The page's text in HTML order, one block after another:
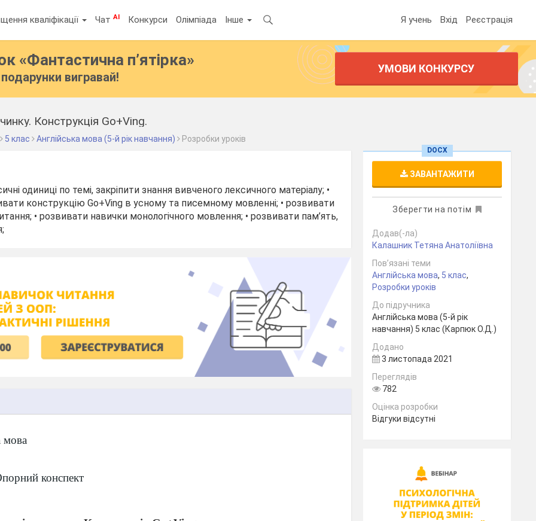
кваліфікації ЧатAI Конкурси Олімпіада Інше Я учень Вхід Реєстрація
«Фантастична п’ятірка»
вигравай!
УМОВИ КОНКУРСУ
Конструкція Go+Ving.
5 клас Англійська мова (5-й рік навчання) Розробки уроків
одиниці по темі, закріпити знання вивченого лексичного матеріалу; •
конструкцію Go+Ving в усному та писемному мовленні; • розвивати
• розвивати навички монологічного мовлення; • розвивати пам’ять,
мова
конспект
DOCX
ЗАВАНТАЖИТИ
Зберегти на потім
Додав(-ла)
Калашник Тетяна Анатоліївна
Пов’язані теми
Англійська мова, 5 клас,
Розробки уроків
До підручника
Англійська мова (5-й рік
навчання) 5 клас (Карпюк О.Д.)
Додано
3 листопада 2021
Переглядів
782
Оцінка розробки
Відгуки відсутні